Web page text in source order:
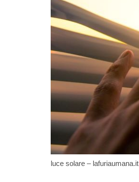
luce solare – lafuriaumana.it